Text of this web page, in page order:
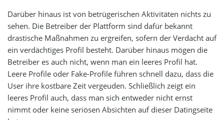
Darüber hinaus ist von betrügerischen Aktivitäten nichts zu
sehen. Die Betreiber der Plattform sind dafür bekannt
drastische Maßnahmen zu ergreifen, sofern der Verdacht auf
ein verdächtiges Profil besteht. Darüber hinaus mögen die
Betreiber es auch nicht, wenn man ein leeres Profil hat.
Leere Profile oder Fake-Profile führen schnell dazu, dass die
User ihre kostbare Zeit vergeuden. Schließlich zeigt ein
leeres Profil auch, dass man sich entweder nicht ernst
nimmt oder keine seriösen Absichten auf dieser Datingseite